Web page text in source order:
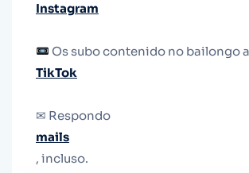
Instagram
Os subo contenido no bailongo a
TikTok
✉ Respondo
mails
, incluso.